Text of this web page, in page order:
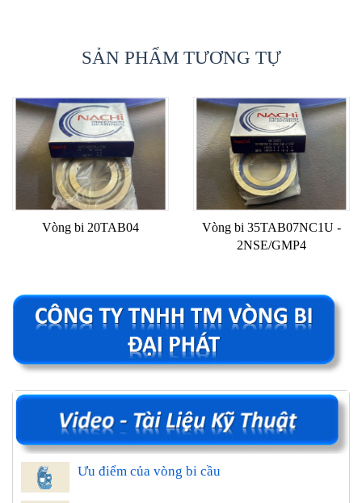
SẢN PHẨM TƯƠNG TỰ
Vòng bi 20TAB04
Vòng bi 35TAB07NC1U -
2NSE/GMP4
Ưu điểm của vòng bi cầu